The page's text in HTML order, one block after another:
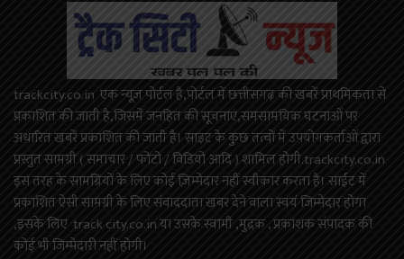
trackcity.co.in एक न्यूज़ पोर्टल है,पोर्टल में छत्तीसगढ़ की खबरें प्राथमिकता से
प्रकाशित की जाती है,जिसमें जनहित की सूचनाएं,समसामयिक घटनाओं पर
अधारित खबरें प्रकाशित की जाती है। साइट के कुछ तत्वों में उपयोगकर्ताओं द्वारा
प्रस्तुत सामग्री ( समाचार / फोटो / विडियो आदि ) शामिल होगी.trackcity.co.in
इस तरह के सामग्रियों के लिए कोई ज़िम्मेदार नहीं स्वीकार करता है। साईट में
प्रकाशित ऐसी सामग्री के लिए संवाददाता खबर देने वाला स्वयं जिम्मेदार होगा
,इसके लिए track city.co.in या उसके स्वामी ,मुद्रक , प्रकाशक संपादक की
कोई भी जिम्मेदारी नहीं होगी।